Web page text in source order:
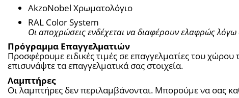
AkzoNobel Χρωματολόγιο
RAL Color System
Οι αποχρώσεις ενδέχεται να διαφέρουν ελαφρώς
Πρόγραμμα Επαγγελματιών
Προσφέρουμε ειδικές τιμές σε επαγγελματίες του
επισυνάψτε τα επαγγελματικά σας στοιχεία.
Λαμπτήρες
Οι λαμπτήρες δεν περιλαμβάνονται. Μπορούμε να σας